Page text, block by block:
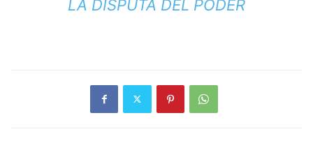
LA DISPUTA DEL PODER